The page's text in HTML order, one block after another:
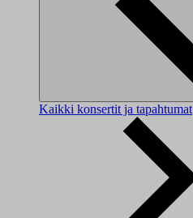
Kaikki konsertit ja tapahtumat